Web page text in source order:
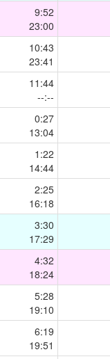
9:52
23:00
10:43
23:41
11:44
--:--
0:27
13:04
1:22
14:44
2:25
16:18
3:30
17:29
4:32
18:24
5:28
19:10
6:19
19:51